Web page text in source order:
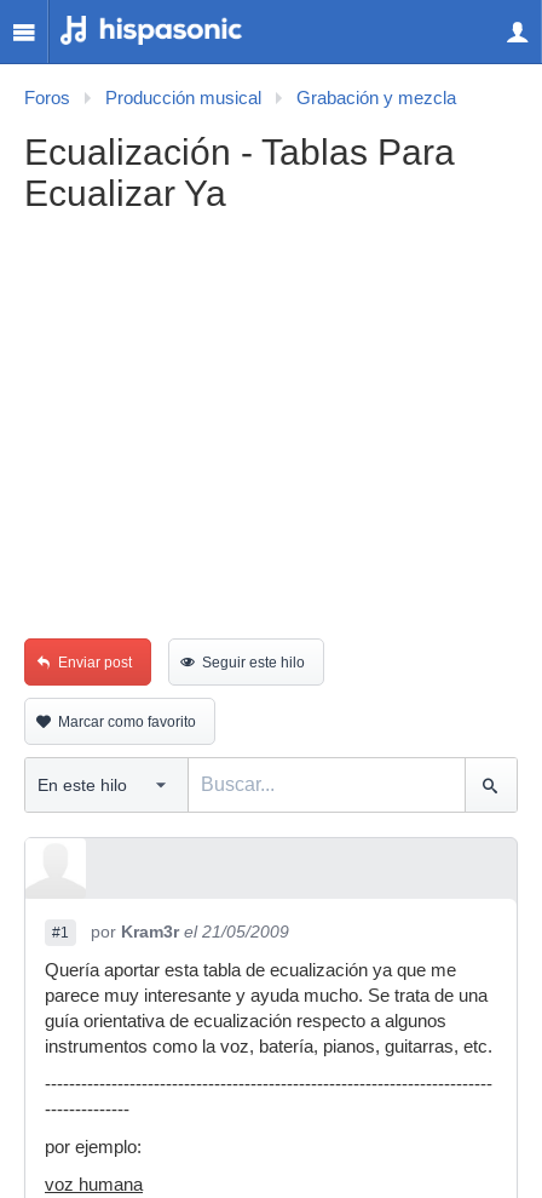
Foros Producción musical Grabación y mezcla
Ecualización - Tablas Para
Ecualizar Ya
Enviar post Seguir este hilo
Marcar como favorito
#1 por Kram3r el 21/05/2009
Quería aportar esta tabla de ecualización ya que me
parece muy interesante y ayuda mucho. Se trata de una
guía orientativa de ecualización respecto a algunos
instrumentos como la voz, batería, pianos, guitarras, etc.
--------------------------------------------------------------------------
--------------
por ejemplo:
voz humana